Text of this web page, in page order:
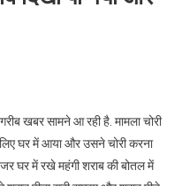
खबर सामने आ रही है. मामला चोरी
घर में आया और उसने चोरी करना
घर में रखे महंगी शराब की बोतल में